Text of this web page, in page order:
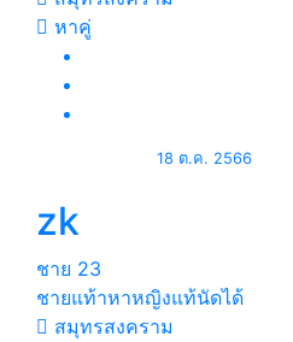
หาคู่
18 ต.ค. 2566
zk
ชาย 23
ชายแท้าหาหญิงแท้นัดได้
สมุทรสงคราม